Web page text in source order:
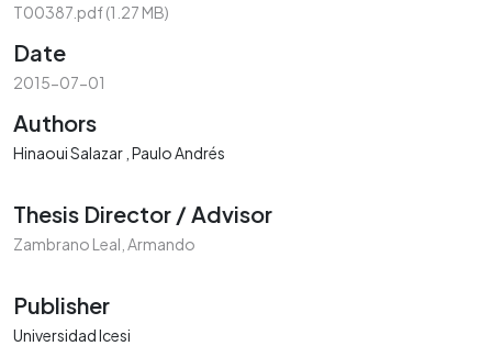
T00387.pdf(1.27 MB)
Date
2015-07-01
Authors
Hinaoui Salazar , Paulo Andrés
Thesis Director / Advisor
Zambrano Leal, Armando
Publisher
Universidad Icesi